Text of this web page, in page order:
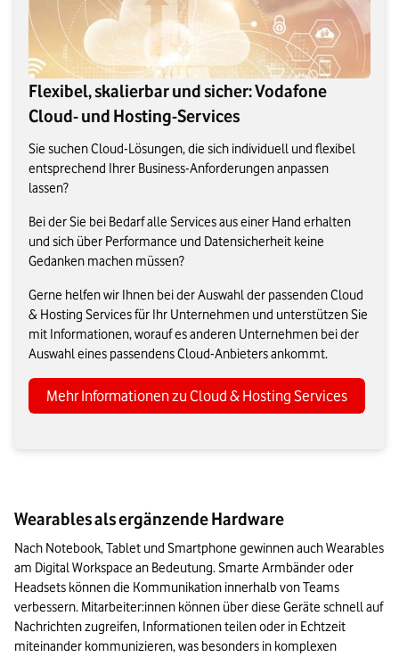
Flexibel, skalierbar und sicher: Vodafone
Cloud- und Hosting-Services
Sie suchen Cloud-Lösungen, die sich individuell und flexibel
entsprechend Ihrer Business-Anforderungen anpassen
lassen?
Bei der Sie bei Bedarf alle Services aus einer Hand erhalten
und sich über Performance und Datensicherheit keine
Gedanken machen müssen?
Gerne helfen wir Ihnen bei der Auswahl der passenden Cloud
& Hosting Services für Ihr Unternehmen und unterstützen Sie
mit Informationen, worauf es anderen Unternehmen bei der
Auswahl eines passendens Cloud-Anbieters ankommt.
Mehr Informationen zu Cloud & Hosting Services
Wearables als ergänzende Hardware
Nach Notebook, Tablet und Smartphone gewinnen auch Wearables
am Digital Workspace an Bedeutung. Smarte Armbänder oder
Headsets können die Kommunikation innerhalb von Teams
verbessern. Mitarbeiter:innen können über diese Geräte schnell auf
Nachrichten zugreifen, Informationen teilen oder in Echtzeit
miteinander kommunizieren, was besonders in komplexen